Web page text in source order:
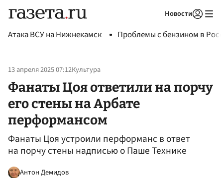
Новости
Атака ВСУ на Нижнекамск Проблемы с бензином в
13 апреля 2025 07:12Культура
Фанаты Цоя ответили на порчу
его стены на Арбате
перформансом
Фанаты Цоя устроили перформанс в ответ
на порчу стены надписью о Паше Технике
Антон Демидов